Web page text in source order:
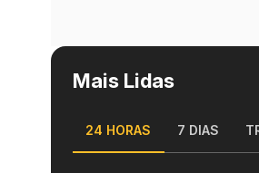
Mais Lidas
24 HORAS 7 DIAS